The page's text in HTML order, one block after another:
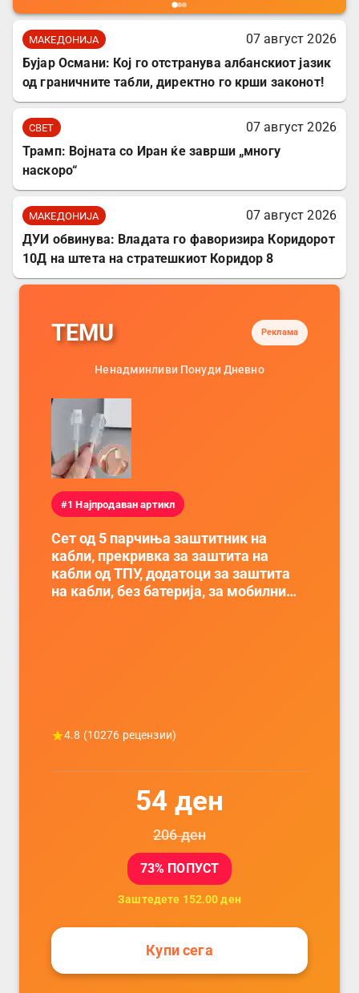
МАКЕДОНИЈА
07 август 2026
Бујар Османи: Кој го отстранува албанскиот јазик
од граничните табли, директно го крши законот!
СВЕТ
07 август 2026
Трамп: Војната со Иран ќе заврши „многу
наскоро“
МАКЕДОНИЈА
07 август 2026
ДУИ обвинува: Владата го фаворизира Коридорот
10Д на штета на стратешкиот Коридор 8
TEMU Реклама
Ненадминливи Понуди Дневно
#1 Најпродаван артикл
Сет од 5 парчиња заштитник на
кабли, прекривка за заштита на
кабли од ТПУ, додатоци за заштита
на кабли, без батерија, за мобилни
4.8 (10276 рецензии)
54 ден
206ден
73% ПОПУСТ
Заштедете 152.00 ден
Купи сега